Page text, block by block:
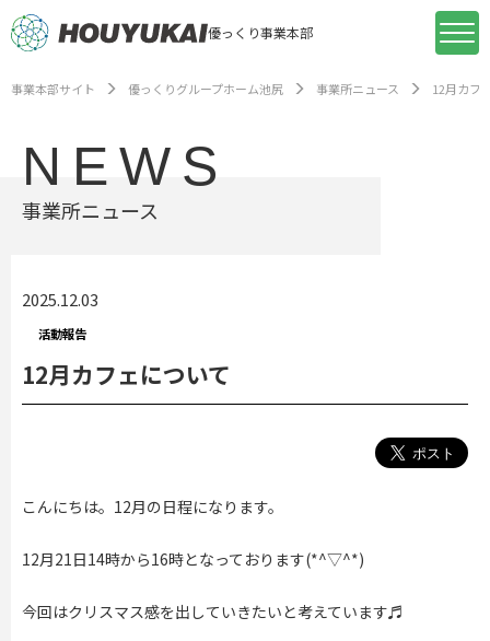
優っくり事業本部
事業本部サイト 優っくりグループホーム池尻 事業所ニュース 12月カフ
NEWS
事業所ニュース
2025.12.03
活動報告
12月カフェについて
こんにちは。12月の日程になります。
12月21日14時から16時となっております(*^▽^*)
今回はクリスマス感を出していきたいと考えています♬